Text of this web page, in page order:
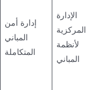
إدارة أمن
المباني
المتكاملة
الإدارة
المركزية
لأنظمة
المباني